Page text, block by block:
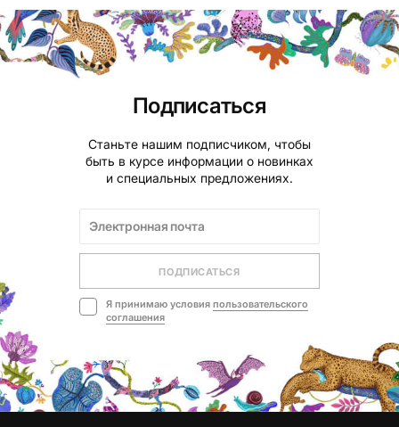
Подписаться
Станьте нашим подписчиком, чтобы
быть в курсе информации о новинках
и специальных предложениях.
ПОДПИСАТЬСЯ
Я принимаю условия пользовательского
соглашения